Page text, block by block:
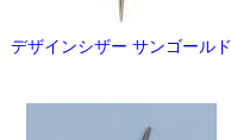
デザインシザー サンゴールド